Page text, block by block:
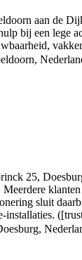
aan de
bij een lege
25,
sluit
installaties.